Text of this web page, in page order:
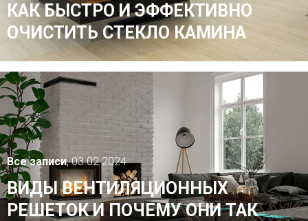
КАК БЫСТРО И ЭФФЕКТИВНО
ОЧИСТИТЬ СТЕКЛО КАМИНА
Все записи, 03.02.2024
ВИДЫ ВЕНТИЛЯЦИОННЫХ
РЕШЕТОК И ПОЧЕМУ ОНИ ТАК